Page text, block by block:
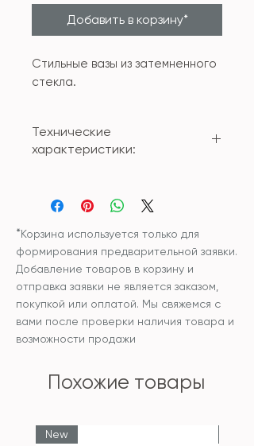
Добавить в корзину*
Стильные вазы из затемненного
стекла.
Технические
характеристики:
Размер: 18*18*31см
*Корзина используется только для
формирования предварительной заявки.
Добавление товаров в корзину и
отправка заявки не является заказом,
покупкой или оплатой. Мы свяжемся с
вами после проверки наличия товара и
возможности продажи
Похожие товары
New